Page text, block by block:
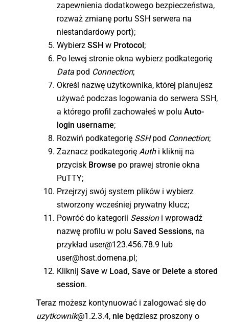
zapewnienia dodatkowego bezpieczeństwa,
rozważ zmianę portu SSH serwera na
niestandardowy port);
Wybierz SSH w Protocol ;
Po lewej stronie okna wybierz podkategorię
Data pod Connection;
Określ nazwę użytkownika, której planujesz
używać podczas logowania do serwera SSH,
a którego profil zachowałeś w polu Auto-
login username;
Rozwiń podkategorię SSHpod Connection;
Zaznacz podkategorię Auth i kliknij na
przycisk Browse po prawej stronie okna
PuTTY;
Przejrzyj swój system plików i wybierz
stworzony wcześniej prywatny klucz;
Powróć do kategorii Session i wprowadź
nazwę profilu w polu Saved Sessions, na
przykład user@123.456.78.9 lub
user@host.domena.pl;
Kliknij Save w Load, Save or Delete a stored
session.
Teraz możesz kontynuować i zalogować się do
uzytkownik@1.2.3.4, nie będziesz proszony o